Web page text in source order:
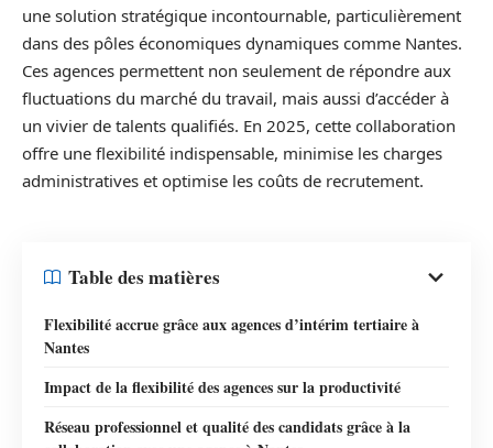
une solution stratégique incontournable, particulièrement
dans des pôles économiques dynamiques comme Nantes.
Ces agences permettent non seulement de répondre aux
fluctuations du marché du travail, mais aussi d’accéder à
un vivier de talents qualifiés. En 2025, cette collaboration
offre une flexibilité indispensable, minimise les charges
administratives et optimise les coûts de recrutement.
Table des matières
Flexibilité accrue grâce aux agences d’intérim tertiaire à
Nantes
Impact de la flexibilité des agences sur la productivité
Réseau professionnel et qualité des candidats grâce à la